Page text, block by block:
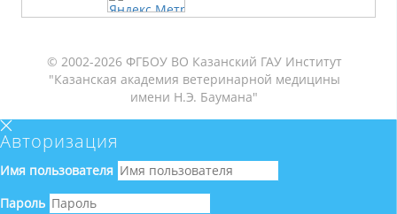
© 2002-2026 ФГБОУ ВО Казанский ГАУ Институт
"Казанская академия ветеринарной медицины
имени Н.Э. Баумана"
Авторизация
Имя пользователя
Пароль